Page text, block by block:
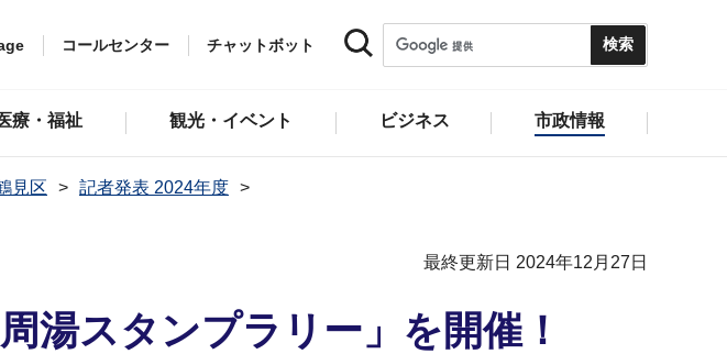
コールセンター チャットボット
療・福祉 観光・イベント ビジネス 市政情報
見区
記者発表 2024年度
最終更新日 2024年12月27日
湯スタンプラリー」を開催！